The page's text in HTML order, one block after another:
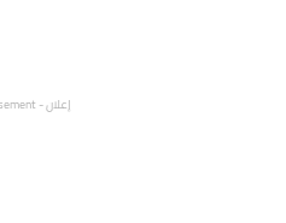
إعلان - Advertisement